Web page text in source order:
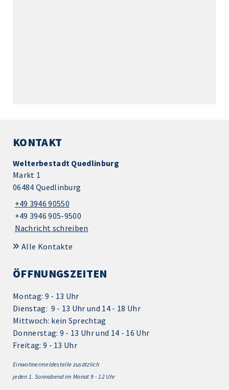
KONTAKT
Welterbestadt Quedlinburg
Markt 1
06484 Quedlinburg
+49 3946 90550
+49 3946 905-9500
Nachricht schreiben
Alle Kontakte
ÖFFNUNGSZEITEN
Montag: 9 - 13 Uhr
Dienstag: 9 - 13 Uhr und 14 - 18 Uhr
Mittwoch: kein Sprechtag
Donnerstag: 9 - 13 Uhr und 14 - 16 Uhr
Freitag: 9 - 13 Uhr
Einwohnermeldestelle zusätzlich
jeden 1. Sonnabend im Monat 9 - 12 Uhr